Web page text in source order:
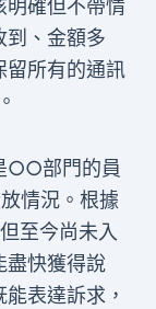
明確但不帶情
到、金額多
留所有的通訊
○○部門的員
情況。根據
至今尚未入
盡快獲得說
表達訴求，